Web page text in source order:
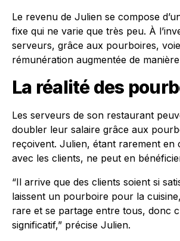
Le revenu de Julien se compose
fixe qui ne varie que très peu. À
serveurs, grâce aux pourboires,
rémunération augmentée de
La réalité des
Les serveurs de son restaurant
doubler leur salaire grâce aux
reçoivent. Julien, étant rarement en
avec les clients, ne peut en
“Il arrive que des clients soient si
laissent un pourboire pour la
rare et se partage entre tous, donc
significatif,” précise Julien.